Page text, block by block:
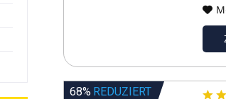
68% REDUZIERT